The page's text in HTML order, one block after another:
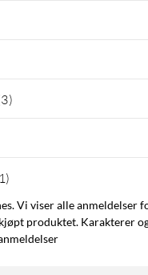
3)
)
Vi viser alle
produktet. Karakterer